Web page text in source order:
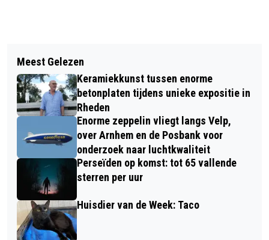
VRIJDAG 21 OKTOBER VALT DE
NIEUWE IK BUURT MEE! -
WAARDECHEQUE OP DE DEURMAT
ISSELTALER MUSIKANTEN OP ZOEK
NAAR EEN TROMPETTIST
Meest Gelezen
Keramiekkunst tussen enorme
betonplaten tijdens unieke expositie in
Rheden
Enorme zeppelin vliegt langs Velp,
over Arnhem en de Posbank voor
onderzoek naar luchtkwaliteit
Perseïden op komst: tot 65 vallende
sterren per uur
Huisdier van de Week: Taco